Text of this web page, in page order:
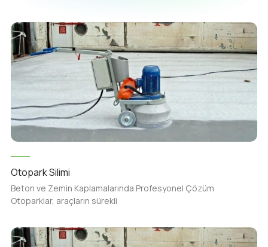
Otopark Silimi
Beton ve Zemin Kaplamalarında Profesyonel Çözüm
Otoparklar, araçların sürekli